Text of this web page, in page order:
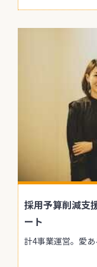
採用予算削減支
ート
計4事業運営。愛